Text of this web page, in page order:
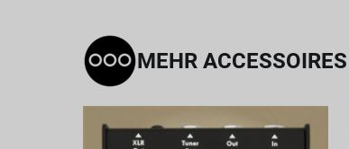
MEHR ACCESSOIRES